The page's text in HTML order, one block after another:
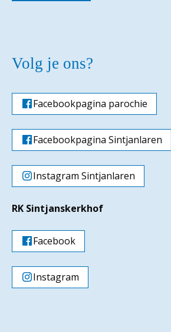
Volg je ons?
Facebookpagina parochie
Facebookpagina Sintjanlaren
Instagram Sintjanlaren
RK Sintjanskerkhof
Facebook
Instagram